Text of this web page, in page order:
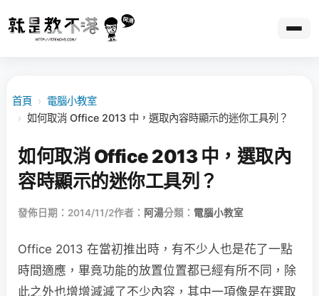
首頁 › 電腦小教室
› 如何取消 Office 2013 中，選取內容時顯示的迷你工具列？
如何取消 Office 2013 中，選取內
容時顯示的迷你工具列？
發佈日期：2014/11/2作者： 阿湯分類： 電腦小教室
Office 2013 在當初推出時，有不少人也是花了一點
時間適應，畢竟功能的放置位置都已經有所不同，除
此之外也增增減減了不少內容，其中一項像是在選取